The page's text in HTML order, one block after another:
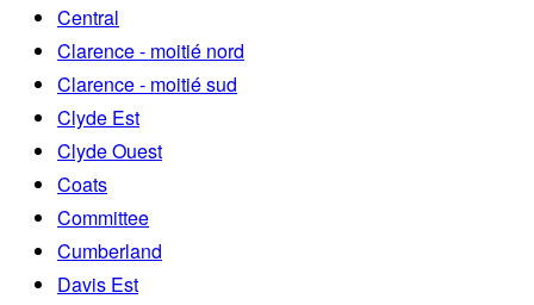
Central
Clarence - moitié nord
Clarence - moitié sud
Clyde Est
Clyde Ouest
Coats
Committee
Cumberland
Davis Est